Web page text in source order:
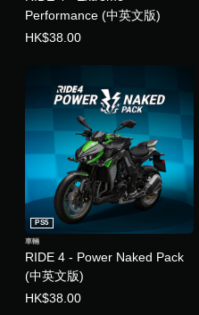
Performance (中英文版)
HK$38.00
RIDE 4 - Power Naked Pack
(中英文版)
PS5
車輛
HK$38.00